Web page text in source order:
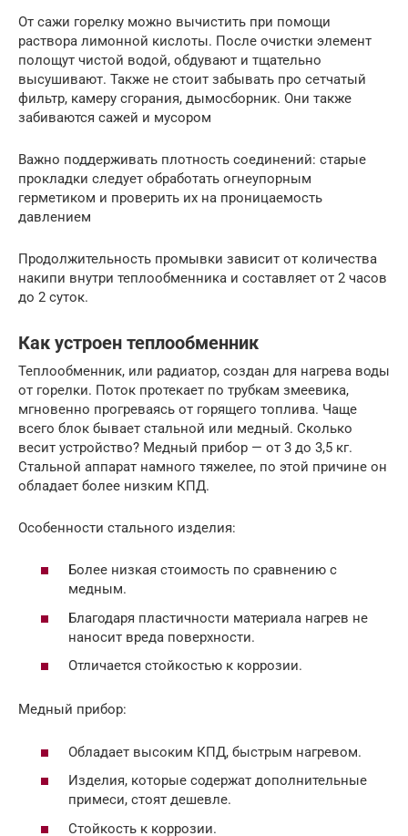
От сажи горелку можно вычистить при помощи
раствора лимонной кислоты. После очистки элемент
полощут чистой водой, обдувают и тщательно
высушивают. Также не стоит забывать про сетчатый
фильтр, камеру сгорания, дымосборник. Они также
забиваются сажей и мусором
Важно поддерживать плотность соединений: старые
прокладки следует обработать огнеупорным
герметиком и проверить их на проницаемость
давлением
Продолжительность промывки зависит от количества
накипи внутри теплообменника и составляет от 2 часов
до 2 суток.
Как устроен теплообменник
Теплообменник, или радиатор, создан для нагрева воды
от горелки. Поток протекает по трубкам змеевика,
мгновенно прогреваясь от горящего топлива. Чаще
всего блок бывает стальной или медный. Сколько
весит устройство? Медный прибор — от 3 до 3,5 кг.
Стальной аппарат намного тяжелее, по этой причине он
обладает более низким КПД.
Особенности стального изделия:
Более низкая стоимость по сравнению с
медным.
Благодаря пластичности материала нагрев не
наносит вреда поверхности.
Отличается стойкостью к коррозии.
Медный прибор:
Обладает высоким КПД, быстрым нагревом.
Изделия, которые содержат дополнительные
примеси, стоят дешевле.
Стойкость к коррозии.